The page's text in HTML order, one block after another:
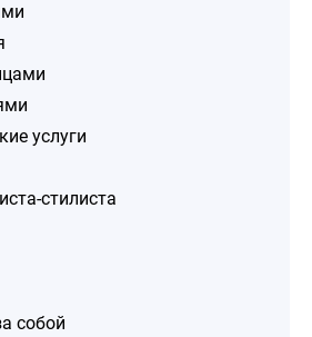
услуги
стилиста
собой